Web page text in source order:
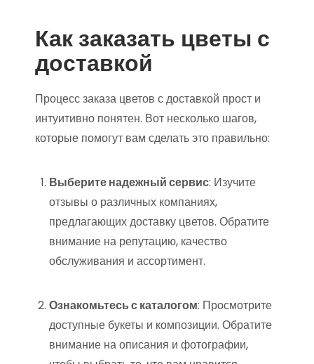
Как заказать цветы с
доставкой
Процесс заказа цветов с доставкой прост и
интуитивно понятен. Вот несколько шагов,
которые помогут вам сделать это правильно:
Выберите надежный сервис: Изучите
отзывы о различных компаниях,
предлагающих доставку цветов. Обратите
внимание на репутацию, качество
обслуживания и ассортимент.
Ознакомьтесь с каталогом: Просмотрите
доступные букеты и композиции. Обратите
внимание на описания и фотографии,